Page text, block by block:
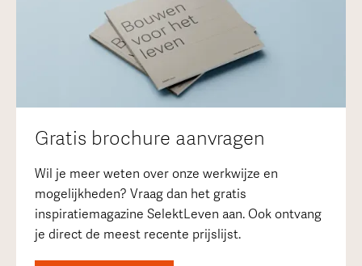
Gratis brochure aanvragen
Wil je meer weten over onze werkwijze en
mogelijkheden? Vraag dan het gratis
inspiratiemagazine SelektLeven aan. Ook ontvang
je direct de meest recente prijslijst.